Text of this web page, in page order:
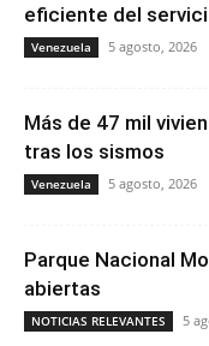
eficiente del
Venezuela 5 agosto, 2026
Más de 47 mil
tras los sismos
Venezuela 5 agosto, 2026
Parque Nacional
abiertas
NOTICIAS RELEVANTES 5